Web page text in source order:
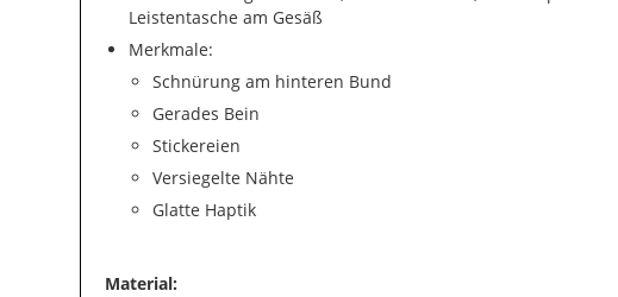
Leistentasche am Gesäß
Merkmale:
Schnürung am hinteren Bund
Gerades Bein
Stickereien
Versiegelte Nähte
Glatte Haptik
Material: